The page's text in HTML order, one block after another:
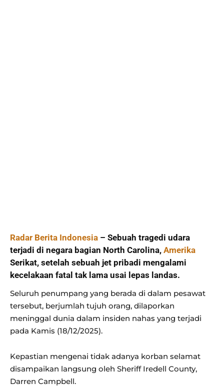
Radar Berita Indonesia – Sebuah tragedi udara
terjadi di negara bagian North Carolina, Amerika
Serikat, setelah sebuah jet pribadi mengalami
kecelakaan fatal tak lama usai lepas landas.
Seluruh penumpang yang berada di dalam pesawat
tersebut, berjumlah tujuh orang, dilaporkan
meninggal dunia dalam insiden nahas yang terjadi
pada Kamis (18/12/2025).
Kepastian mengenai tidak adanya korban selamat
disampaikan langsung oleh Sheriff Iredell County,
Darren Campbell.